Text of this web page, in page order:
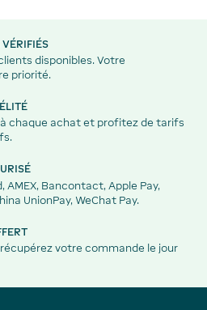
disponibles. Votre
priorité.
chaque achat et profitez de tarifs
AMEX, Bancontact, Apple Pay,
UnionPay, WeChat Pay.
votre commande le jour